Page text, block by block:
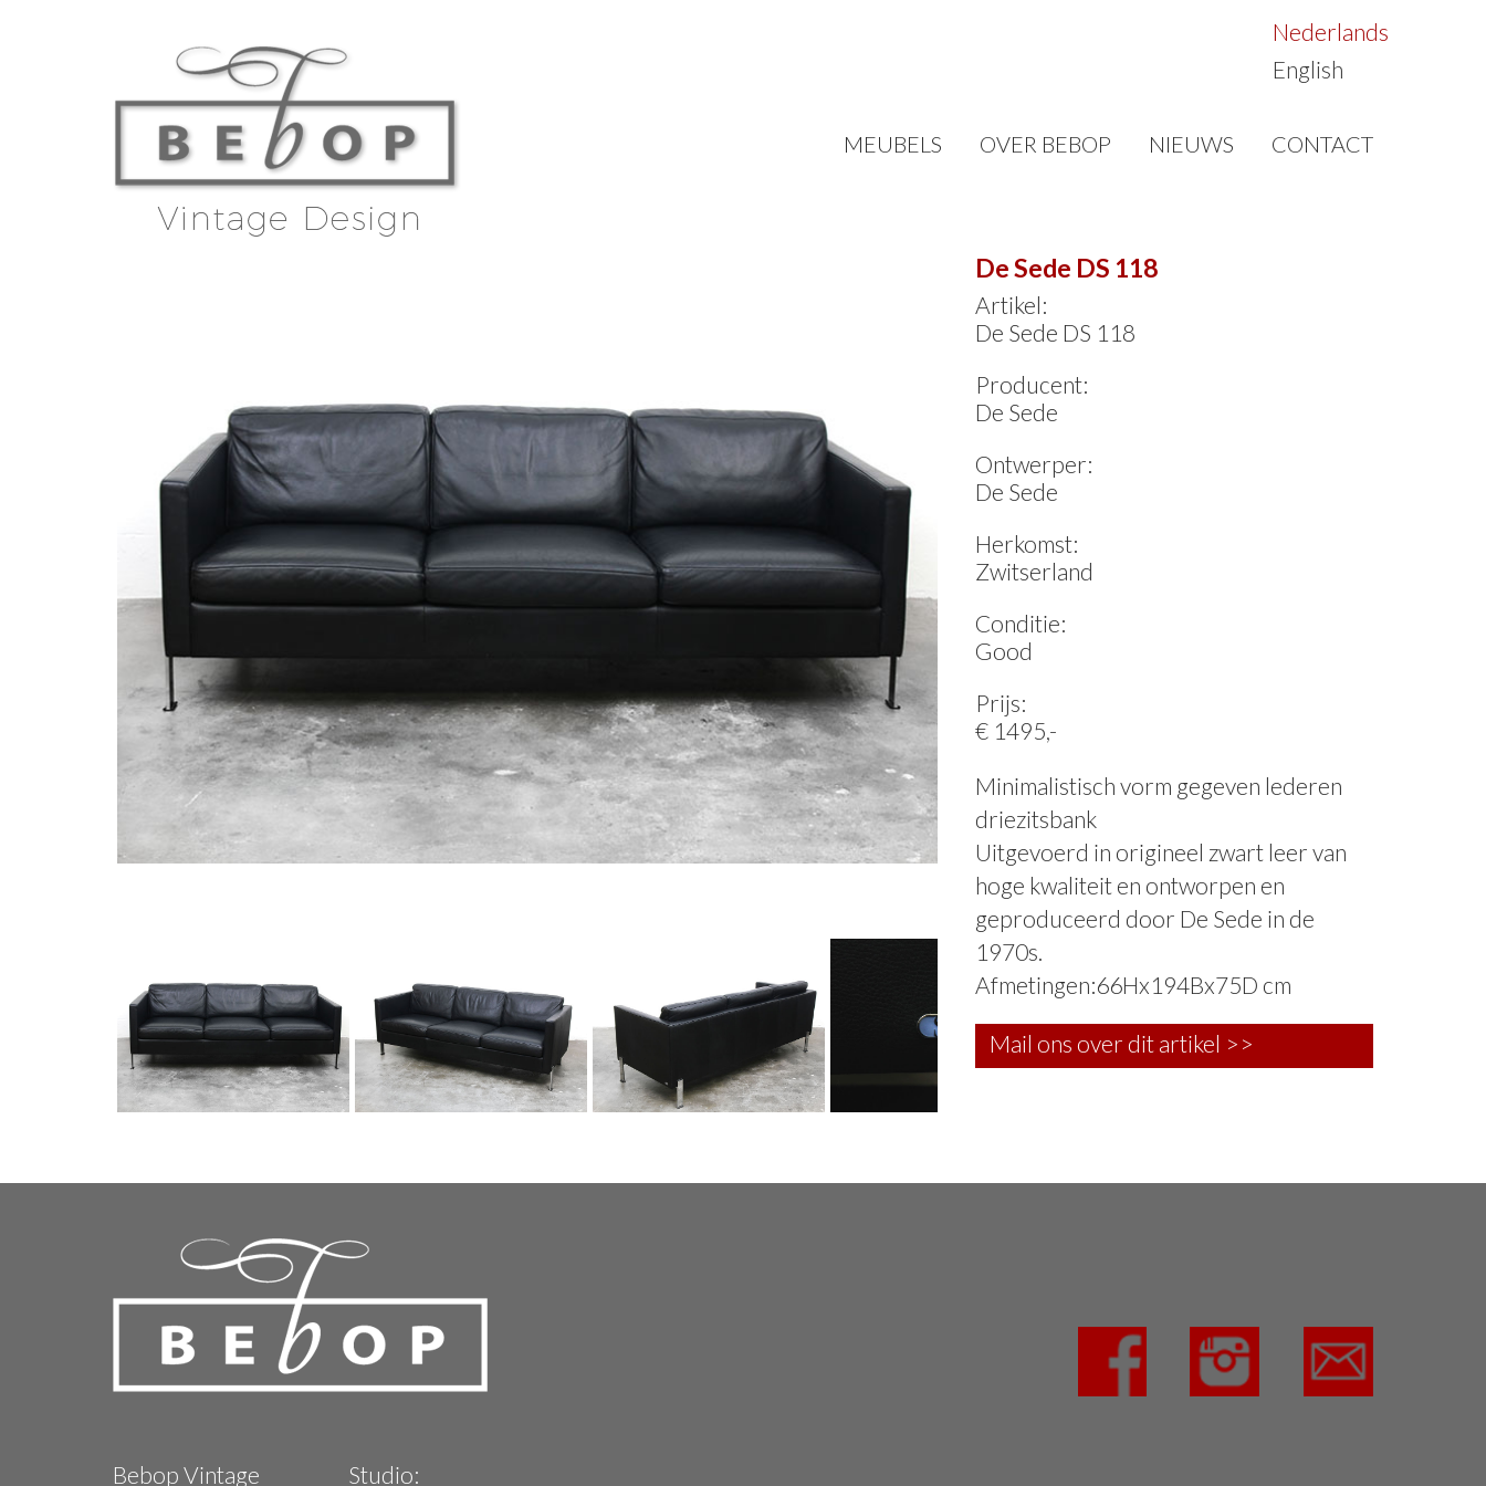
MEUBELS OVER BEBOP NIEUWS CONTACT
Nederlands
English
De Sede DS 118
Artikel:
De Sede DS 118
Producent:
De Sede
Ontwerper:
De Sede
Herkomst:
Zwitserland
Conditie:
Good
Prijs:
€ 1495,-
Minimalistisch vorm gegeven lederen
driezitsbank
Uitgevoerd in origineel zwart leer van
hoge kwaliteit en ontworpen en
geproduceerd door De Sede in de
1970s.
Afmetingen:66Hx194Bx75D cm
Mail ons over dit artikel >>
Bebop Vintage Studio: